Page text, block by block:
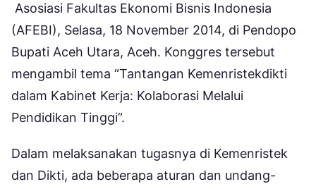
Asosiasi Fakultas Ekonomi Bisnis Indonesia
(AFEBI), Selasa, 18 November 2014, di Pendopo
Bupati Aceh Utara, Aceh. Konggres tersebut
mengambil tema “Tantangan Kemenristekdikti
dalam Kabinet Kerja: Kolaborasi Melalui
Pendidikan Tinggi”.
Dalam melaksanakan tugasnya di Kemenristek
dan Dikti, ada beberapa aturan dan undang-